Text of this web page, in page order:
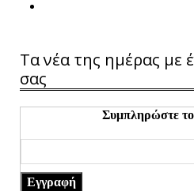
Τα νέα της ημέρας με
σας
Συμπληρώστε
Εγγραφή